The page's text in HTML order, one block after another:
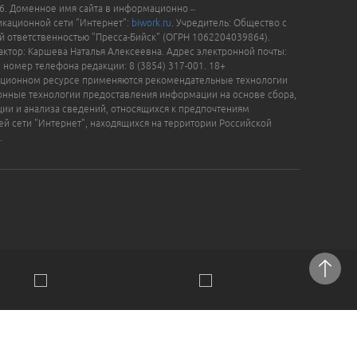
Доменное имя сайта в информационно –
сети "Интернет": biwork.ru . Учредитель: Общество с
ответственностью "Пресса-Бийск" (ОГРН 1062204039864).
Каршева Наталья Алексеевна. Адрес электронной почты:
, номер телефона редакции: 8 (3854) 317-001. 18+
ресурсе применяются рекомендательные технологии
технологии предоставления информации на основе сбора,
и анализа сведений, относящихся к предпочтениям
сети "Интернет", находящихся на территории Российской